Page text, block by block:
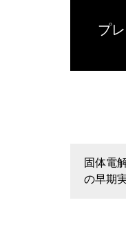
プ
固体電
の早期